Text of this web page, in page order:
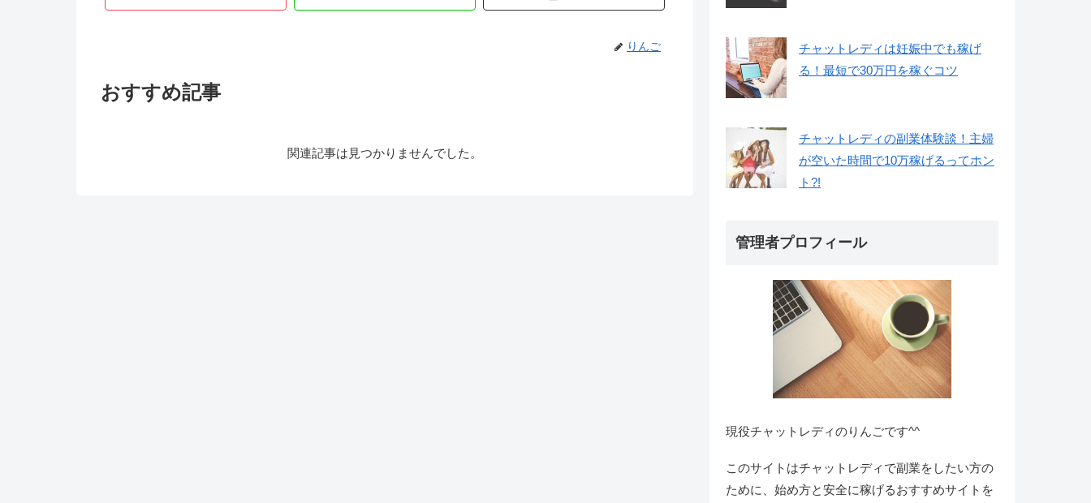
りんご
おすすめ記事
関連記事は見つかりませんでした。
チャットレディは妊娠中でも稼げ
る！最短で30万円を稼ぐコツ
チャットレディの副業体験談！主婦
が空いた時間で10万稼げるってホン
ト?!
管理者プロフィール
現役チャットレディのりんごです^^
このサイトはチャットレディで副業をしたい方の
ために、始め方と安全に稼げるおすすめサイトを